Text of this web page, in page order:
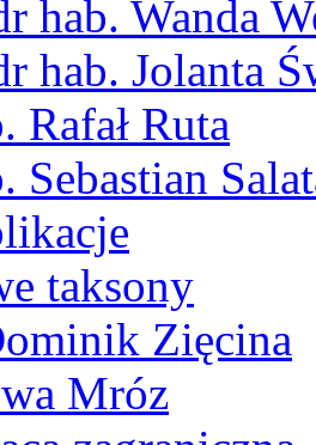
hab. Wanda
hab. Jolanta
Rafał Ruta
Sebastian
taksony
Zięcina
Mróz